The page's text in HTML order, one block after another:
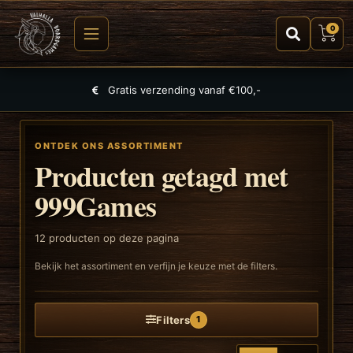
0
Grootste selectie aan spellen, puzzels en TCGs
ONTDEK ONS ASSORTIMENT
Producten getagd met
999Games
12 producten op deze pagina
Bekijk het assortiment en verfijn je keuze met de filters.
Filters 1